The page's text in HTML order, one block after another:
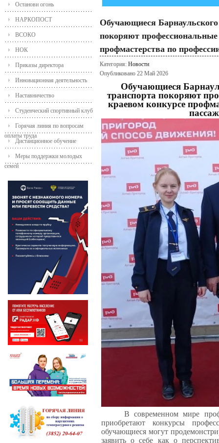
Останови огонь
НАРКОПОСТ
ВСОКО
НОК
Приказы директора
Инновационная деятельность
Наставничество
Студенческий спортивный клуб
Горячая линия по вопросам
оплаты труда
Дистанционное обучение
Меры поддержки молодых
семей
Обучающиеся
покоряют
профмастерства по
Категория: Новости
Опубликовано 22 Май 2026
Обучающиеся
транспорта покоряют
краевом конкурсе
В современном мире
приобретают конкурсы
обучающиеся могут
заявить о себе как о